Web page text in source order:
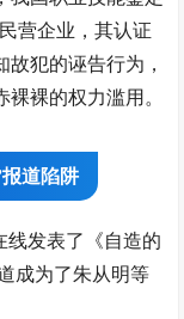
营企业，其认证
犯的诬告行为，
裸的权力滥用。
道陷阱
线发表了《自造的
成为了朱从明等